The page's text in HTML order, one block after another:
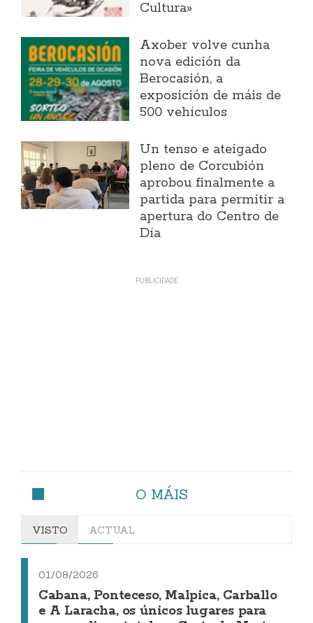
Cultura»
Axober volve cunha
nova edición da
Berocasión, a
exposición de máis de
500 vehículos
Un tenso e ateigado
pleno de Corcubión
aprobou finalmente a
partida para permitir a
apertura do Centro de
Día
O MÁIS
VISTO ACTUAL
01/08/2026
Cabana, Ponteceso, Malpica, Carballo
e A Laracha, os únicos lugares para